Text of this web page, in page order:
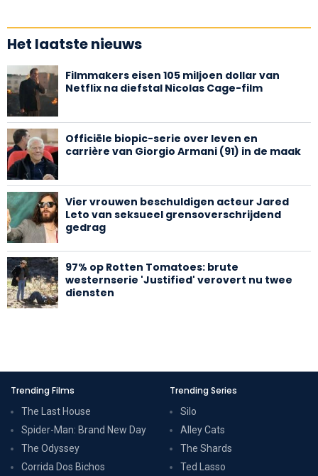
Het laatste nieuws
Filmmakers eisen 105 miljoen dollar van
Netflix na diefstal Nicolas Cage-film
Officiële biopic-serie over leven en
carrière van Giorgio Armani (91) in de maak
Vier vrouwen beschuldigen acteur Jared
Leto van seksueel grensoverschrijdend
gedrag
97% op Rotten Tomatoes: brute
westernserie 'Justified' verovert nu twee
diensten
Trending Films
The Last House
Spider-Man: Brand New Day
The Odyssey
Corrida Dos Bichos
Trending Series
Silo
Alley Cats
The Shards
Ted Lasso